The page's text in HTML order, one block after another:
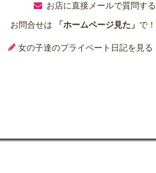
お店に直接メールで質問する
お問合せは
「ホームページ見た」 で！
女の子達のプライベート日記を見る